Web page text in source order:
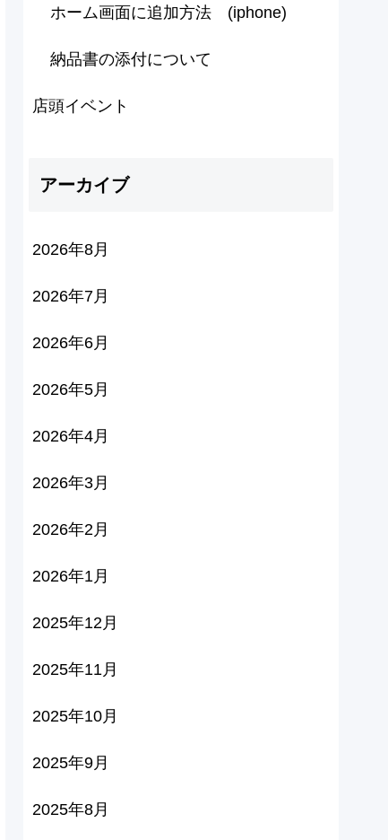
ホーム画面に追加方法 (iphone)
納品書の添付について
店頭イベント
アーカイブ
2026年8月
2026年7月
2026年6月
2026年5月
2026年4月
2026年3月
2026年2月
2026年1月
2025年12月
2025年11月
2025年10月
2025年9月
2025年8月